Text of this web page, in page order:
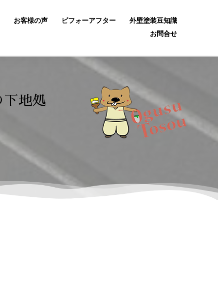
お客様の声 ビフォーアフター
外壁塗装豆知識
お問合せ
地処